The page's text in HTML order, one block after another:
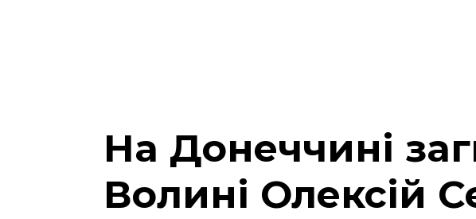
На Донеччині
Волині Олексій